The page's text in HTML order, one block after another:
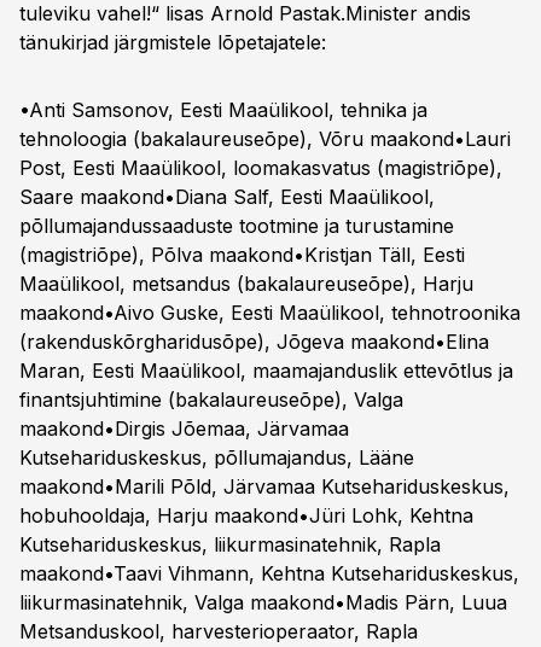
tuleviku vahel!“ lisas Arnold Pastak.Minister andis
tänukirjad järgmistele lõpetajatele:
•Anti Samsonov, Eesti Maaülikool, tehnika ja
tehnoloogia (bakalaureuseõpe), Võru maakond•Lauri
Post, Eesti Maaülikool, loomakasvatus (magistriõpe),
Saare maakond•Diana Salf, Eesti Maaülikool,
põllumajandussaaduste tootmine ja turustamine
(magistriõpe), Põlva maakond•Kristjan Täll, Eesti
Maaülikool, metsandus (bakalaureuseõpe), Harju
maakond•Aivo Guske, Eesti Maaülikool, tehnotroonika
(rakenduskõrgharidusõpe), Jõgeva maakond•Elina
Maran, Eesti Maaülikool, maamajanduslik ettevõtlus ja
finantsjuhtimine (bakalaureuseõpe), Valga
maakond•Dirgis Jõemaa, Järvamaa
Kutsehariduskeskus, põllumajandus, Lääne
maakond•Marili Põld, Järvamaa Kutsehariduskeskus,
hobuhooldaja, Harju maakond•Jüri Lohk, Kehtna
Kutsehariduskeskus, liikurmasinatehnik, Rapla
maakond•Taavi Vihmann, Kehtna Kutsehariduskeskus,
liikurmasinatehnik, Valga maakond•Madis Pärn, Luua
Metsanduskool, harvesterioperaator, Rapla